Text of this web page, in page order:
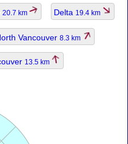
20.7 km Delta 19.4 km
Vancouver 8.3 km
13.5 km